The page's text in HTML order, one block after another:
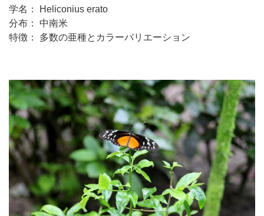
学名： Heliconius erato
分布： 中南米
特徴： 多数の亜種とカラーバリエーション